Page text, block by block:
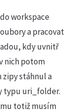
workspace
a pracovat
kdy uvnitř
nich potom
zipy stáhnul a
typu uri_folder.
totiž musím